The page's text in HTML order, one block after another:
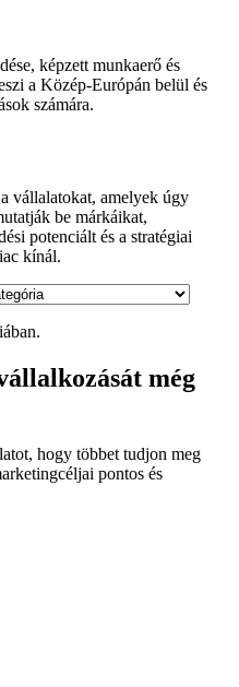
képzett munkaerő és
a Közép-Európán belül és
számára.
vállalatokat, amelyek úgy
be márkáikat,
potenciált és a stratégiai
kínál.
még
hogy többet tudjon meg
pontos és